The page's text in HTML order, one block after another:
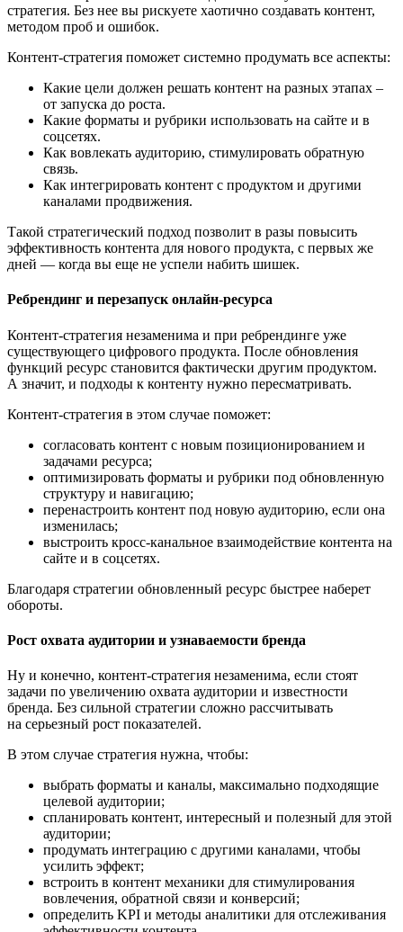
стратегия. Без нее вы рискуете хаотично создавать контент,
методом проб и ошибок.
Контент-стратегия поможет системно продумать все аспекты:
Какие цели должен решать контент на разных этапах –
от запуска до роста.
Какие форматы и рубрики использовать на сайте и в
соцсетях.
Как вовлекать аудиторию, стимулировать обратную
связь.
Как интегрировать контент с продуктом и другими
каналами продвижения.
Такой стратегический подход позволит в разы повысить
эффективность контента для нового продукта, с первых же
дней — когда вы еще не успели набить шишек.
Ребрендинг и перезапуск онлайн-ресурса
Контент-стратегия незаменима и при ребрендинге уже
существующего цифрового продукта. После обновления
функций ресурс становится фактически другим продуктом.
А значит, и подходы к контенту нужно пересматривать.
Контент-стратегия в этом случае поможет:
согласовать контент с новым позиционированием и
задачами ресурса;
оптимизировать форматы и рубрики под обновленную
структуру и навигацию;
перенастроить контент под новую аудиторию, если она
изменилась;
выстроить кросс-канальное взаимодействие контента на
сайте и в соцсетях.
Благодаря стратегии обновленный ресурс быстрее наберет
обороты.
Рост охвата аудитории и узнаваемости бренда
Ну и конечно, контент-стратегия незаменима, если стоят
задачи по увеличению охвата аудитории и известности
бренда. Без сильной стратегии сложно рассчитывать
на серьезный рост показателей.
В этом случае стратегия нужна, чтобы:
выбрать форматы и каналы, максимально подходящие
целевой аудитории;
спланировать контент, интересный и полезный для этой
аудитории;
продумать интеграцию с другими каналами, чтобы
усилить эффект;
встроить в контент механики для стимулирования
вовлечения, обратной связи и конверсий;
определить KPI и методы аналитики для отслеживания